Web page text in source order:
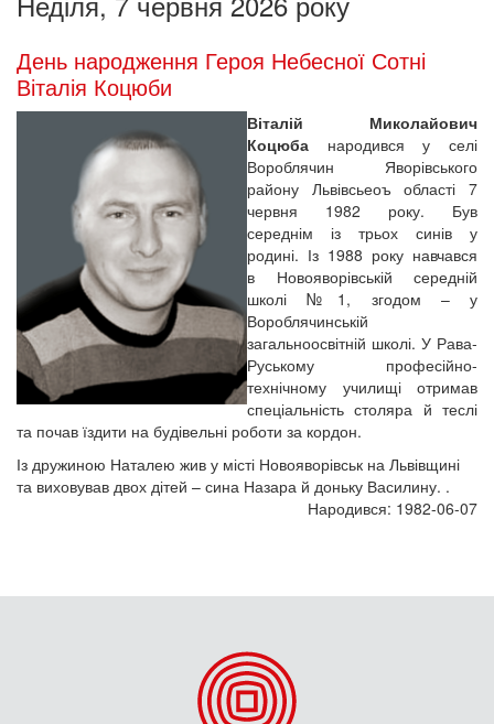
День народження Героя Небесної Сотні
Віталія Коцюби
Віталій Миколайович
Коцюба народився у селі
Вороблячин Яворівського
району Львівсьеоъ області 7
червня 1982 року. Був
середнім із трьох синів у
родині. Із 1988 року навчався
в Новояворівській середній
школі №1, згодом – у
Вороблячинській
загальноосвітній школі. У Рава-
Руському професійно-
технічному училищі отримав
спеціальність столяра й теслі
та почав їздити на будівельні роботи за кордон.
Із дружиною Наталею жив у місті Новояворівськ на Львівщині
та виховував двох дітей – сина Назара й доньку Василину. .
Народився: 1982-06-07